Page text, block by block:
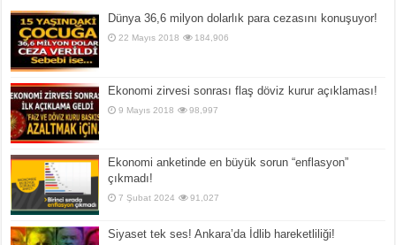
Dünya 36,6 milyon dolarlık para cezasını konuşuyor!
22 Mayıs 2018 184,906
Ekonomi zirvesi sonrası flaş döviz kurur açıklaması!
9 Mayıs 2018 98,997
Ekonomi anketinde en büyük sorun “enflasyon”
çıkmadı!
7 Şubat 2024 91,027
Siyaset tek ses! Ankara’da İdlib hareketliliği!